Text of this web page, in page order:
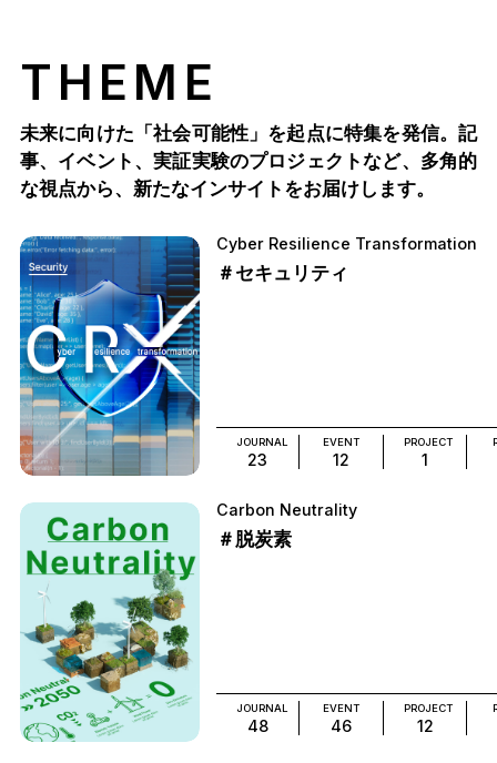
THEME
未来に向けた「社会可能性」を起点に特集を発信。記
事、イベント、実証実験のプロジェクトなど、多角的
な視点から、新たなインサイトをお届けします。
Cyber Resilience Transformation
＃セキュリティ
JOURNAL
23
EVENT
12
PROJECT
1
Carbon Neutrality
＃脱炭素
JOURNAL
48
EVENT
46
PROJECT
12